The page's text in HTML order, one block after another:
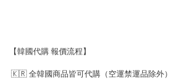
【韓國代購 報價流程】
🇰🇷 全韓國商品皆可代購（空運禁運品除外）